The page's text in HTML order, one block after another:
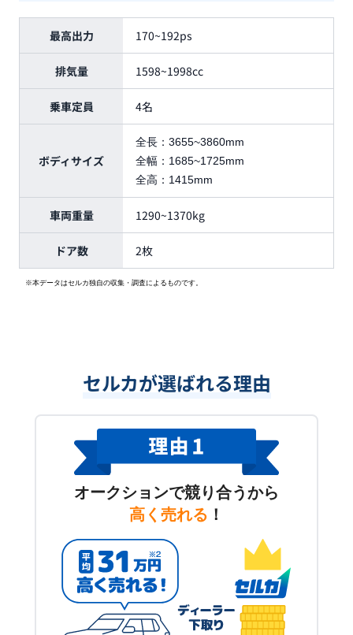
最高出力 170~192ps
排気量 1598~1998cc
乗車定員 4名
ボディサイズ
全長： 3655~3860mm
全幅： 1685~1725mm
全高： 1415mm
車両重量 1290~1370kg
ドア数 2枚
※本データはセルカ独自の収集・調査によるものです。
セルカが選ばれる理由
オークションで競り合うから
高く売れる ！